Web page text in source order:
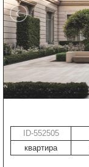
ID-552505
квартира